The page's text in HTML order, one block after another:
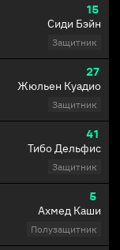
15
Сиди Бэйн
Защитник
27
Жюльен Куадио
Защитник
41
Тибо Дельфис
Защитник
5
Ахмед Каши
Полузащитник